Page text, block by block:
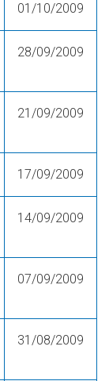
01/10/2009
28/09/2009
21/09/2009
17/09/2009
14/09/2009
07/09/2009
31/08/2009